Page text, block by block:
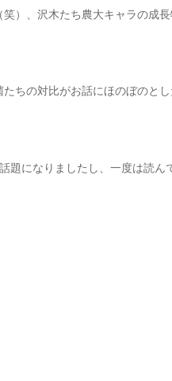
）、沢木たち農大キャラの成
ちの対比がお話にほのぼのと
題になりましたし、一度は読ん